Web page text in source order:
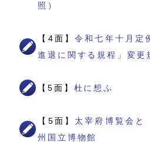
照）
【4面】令和七年十月
進退に関する規程」変更
【5面】 杜に想ふ
【5面】 太宰府博覧会
州国立博物館